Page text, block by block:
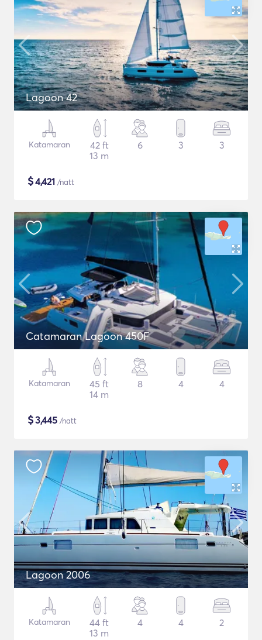
Lagoon 42
Katamaran
42 ft
13 m
6 3 3
$4,421 /natt
Catamaran Lagoon 450F
Katamaran
45 ft
14 m
8 4 4
$3,445 /natt
Lagoon 2006
Katamaran
44 ft
13 m
4 4 2